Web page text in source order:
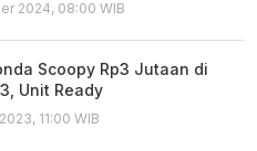
2024, 08:00 WIB
Scoopy Rp3 Jutaan di
Unit Ready
11:00 WIB